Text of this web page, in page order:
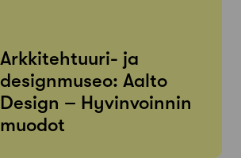
Arkkitehtuuri- ja
designmuseo: Aalto
Design – Hyvinvoinnin
muodot